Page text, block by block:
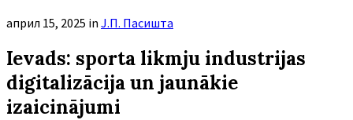
април 15, 2025 in Ј.П. Пасишта
Ievads: sporta likmju industrijas
digitalizācija un jaunākie
izaicinājumi